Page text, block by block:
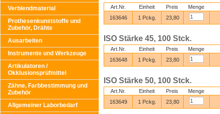
Verblendmaterial
Prothesenkunststoffe und
Zubehör, Drähte
Ausarbeiten
Instrumente und Werkzeuge
Artikulatoren /
Okklusionsprüfmittel
Zähne, Farbbestimmung und
Zubehör
Allgemeiner Laborbedarf
Art.Nr. Einheit Preis
Menge
163646
1 Pckg. 23,80
ISO Stärke 45, 100 Stck.
Art.Nr. Einheit Preis
Menge
163648
1 Pckg. 23,80
ISO Stärke 50, 100 Stck.
Art.Nr. Einheit Preis
Menge
163649
1 Pckg. 23,80